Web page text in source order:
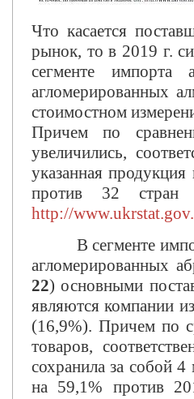
Что касается
рынок, то в 2019 г.
сегменте импорта
агломерированных
стоимостном
Причем по
увеличились,
указанная
против 32
http://
В сегменте
агломерированных
22) основными
являются компании
(16,9%). Причем по
товаров,
сохранила за собой
на 59,1% против